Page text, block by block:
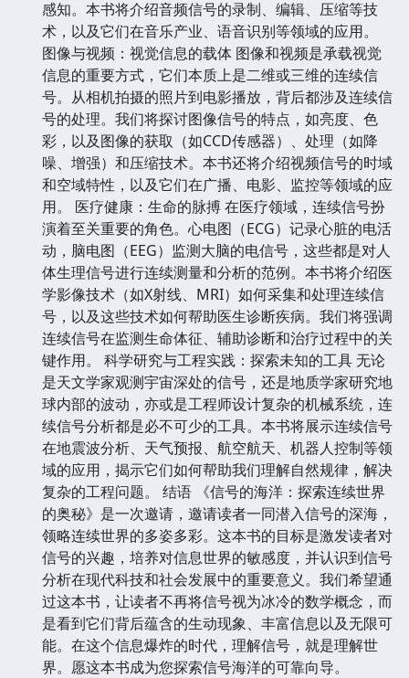
感知。本书将介绍音频信号的录制、编辑、压缩等技
术，以及它们在音乐产业、语音识别等领域的应用。
图像与视频：视觉信息的载体 图像和视频是承载视觉
信息的重要方式，它们本质上是二维或三维的连续信
号。从相机拍摄的照片到电影播放，背后都涉及连续信
号的处理。我们将探讨图像信号的特点，如亮度、色
彩，以及图像的获取（如CCD传感器）、处理（如降
噪、增强）和压缩技术。本书还将介绍视频信号的时域
和空域特性，以及它们在广播、电影、监控等领域的应
用。 医疗健康：生命的脉搏 在医疗领域，连续信号扮
演着至关重要的角色。心电图（ECG）记录心脏的电活
动，脑电图（EEG）监测大脑的电信号，这些都是对人
体生理信号进行连续测量和分析的范例。本书将介绍医
学影像技术（如X射线、MRI）如何采集和处理连续信
号，以及这些技术如何帮助医生诊断疾病。我们将强调
连续信号在监测生命体征、辅助诊断和治疗过程中的关
键作用。 科学研究与工程实践：探索未知的工具 无论
是天文学家观测宇宙深处的信号，还是地质学家研究地
球内部的波动，亦或是工程师设计复杂的机械系统，连
续信号分析都是必不可少的工具。本书将展示连续信号
在地震波分析、天气预报、航空航天、机器人控制等领
域的应用，揭示它们如何帮助我们理解自然规律，解决
复杂的工程问题。 结语 《信号的海洋：探索连续世界
的奥秘》是一次邀请，邀请读者一同潜入信号的深海，
领略连续世界的多姿多彩。这本书的目标是激发读者对
信号的兴趣，培养对信息世界的敏感度，并认识到信号
分析在现代科技和社会发展中的重要意义。我们希望通
过这本书，让读者不再将信号视为冰冷的数学概念，而
是看到它们背后蕴含的生动现象、丰富信息以及无限可
能。在这个信息爆炸的时代，理解信号，就是理解世
界。愿这本书成为您探索信号海洋的可靠向导。